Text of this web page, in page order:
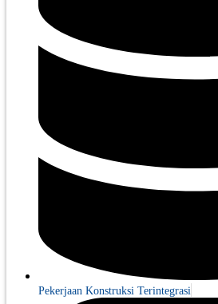
Pekerjaan Konstruksi Terintegrasi